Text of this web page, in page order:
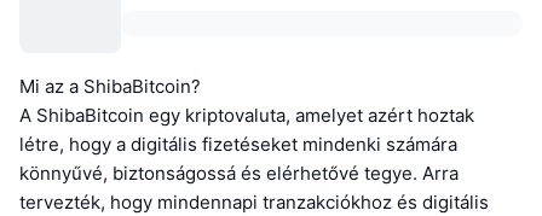
Mi az a ShibaBitcoin?
A ShibaBitcoin egy kriptovaluta, amelyet azért hoztak
létre, hogy a digitális fizetéseket mindenki számára
könnyűvé, biztonságossá és elérhetővé tegye. Arra
tervezték, hogy mindennapi tranzakciókhoz és digitális